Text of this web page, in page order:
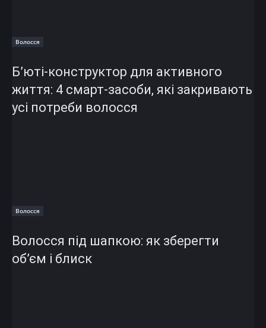
Волосся
Б’юті-конструктор для активного
життя: 4 смарт-засоби, які закривають
усі потреби волосся
Волосся
Волосся під шапкою: як зберегти
об’єм і блиск